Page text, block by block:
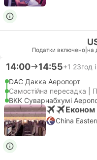
Податки включено на
14:00 14:55+1 23год
DAC Дакка Аеропорт
Самостійна пересадка |
BKK Суварнабхумі
Економ
China